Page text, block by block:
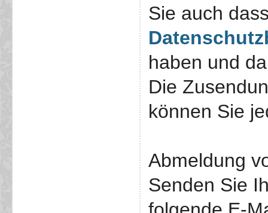
Sie auch
haben und
Die
können Sie
Abmeldung
Senden Sie